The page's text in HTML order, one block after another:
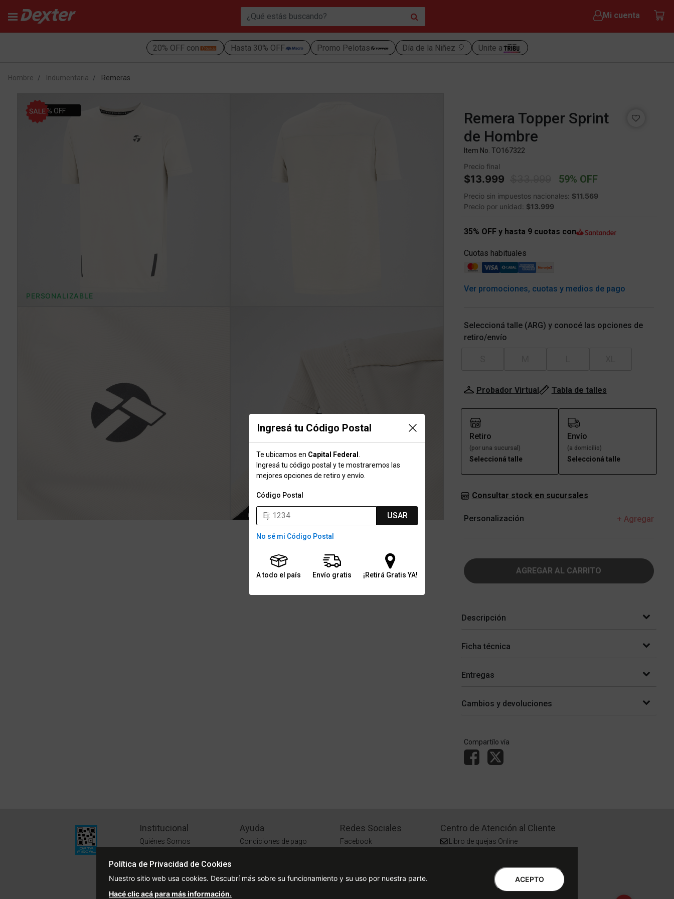
Mi cuenta
20% OFF con Hasta 30% OFF Promo Pelotas Día de la Niñez 🎈 Unite a
Ingresá tu Código Postal
Te ubicamos en Capital Federal
Ingresá tu código postal y te mostraremos las
mejores opciones de retiro y envío.
Código Postal
USAR
No sé mi Código Postal
A todo el país Envío gratis ¡Retirá Gratis YA!
Hombre Indumentaria Remeras
58% OFF
PERSONALIZABLE
Remera Topper Sprint
de Hombre
Item No. TO167322
Precio final
$13.999 Price reduced from
$33.999 59% OFF
Precio sin impuestos nacionales: $11.569
Precio por unidad: $13.999
35% OFF y hasta 9 cuotas con
Cuotas habituales
Ver promociones, cuotas y medios de pago
Seleccioná talle (ARG) y conocé las opciones de
retiro/envío
Probador Virtual Tabla de talles
Retiro
(por una sucursal)
Seleccioná talle
Envío
(a domicilio)
Seleccioná talle
Consultar stock en sucursales
Personalización + Agregar
AGREGAR AL CARRITO
Descripción
Ficha técnica
Entregas
Cambios y devoluciones
Compartílo vía
Institucional
Quiénes Somos
Sustentabilidad
Ayuda
Condiciones de pago
Redes Sociales
Facebook
Centro de Atención al Cliente
Libro de quejas Online
0810-888-3398 | Lu a Vi 9 a 18 | Sa 9 a 17
Política de Privacidad de Cookies
Nuestro sitio web usa cookies. Descubrí más sobre su funcionamiento y su uso por nuestra parte.
Hacé clic acá para más información.
ACEPTO